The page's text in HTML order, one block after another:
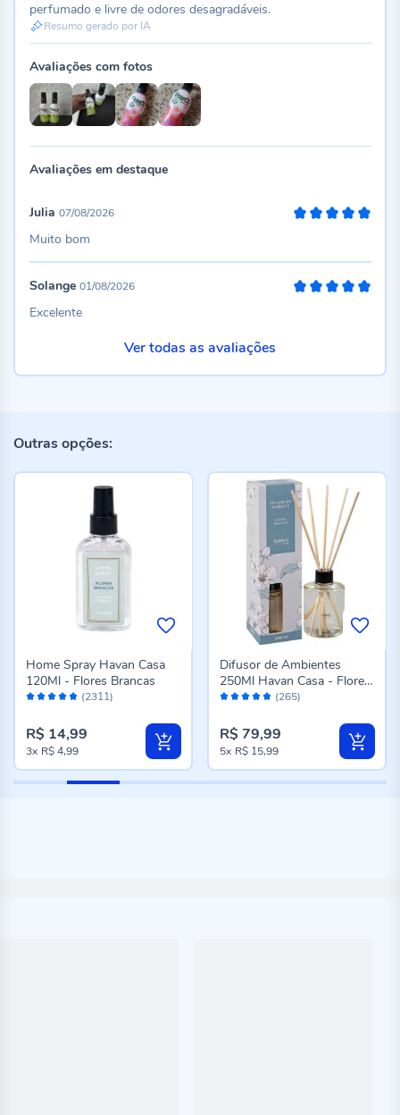
perfumado e livre de odores desagradáveis.
Resumo gerado por IA
Avaliações com fotos
Avaliações em destaque
Julia 07/08/2026
Muito bom
Solange 01/08/2026
Excelente
Ver todas as avaliações
Outras opções:
Avaliação: (2311)
Home Spray Havan Casa
120Ml - Flores Brancas
R$ 14,99
3x R$ 4,99
Avaliação: (265)
Difusor de Ambientes
250Ml Havan Casa - Flores
Brancas
R$ 79,99
5x R$ 15,99